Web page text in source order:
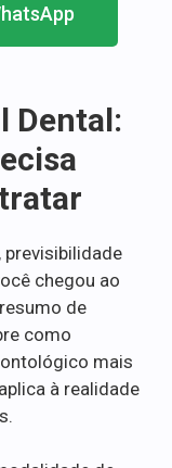
Dental:
previsibilidade
chegou ao
de
como
mais
à realidade